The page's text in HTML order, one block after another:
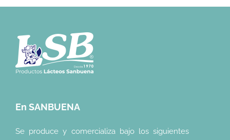
En SANBUENA
Se produce y comercializa bajo los siguientes